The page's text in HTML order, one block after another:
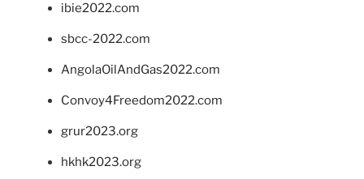
ibie2022.com
sbcc-2022.com
AngolaOilAndGas2022.com
Convoy4Freedom2022.com
grur2023.org
hkhk2023.org